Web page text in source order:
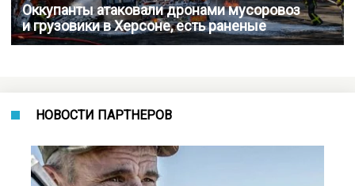
Оккупанты атаковали дронами мусоровоз
и грузовики в Херсоне, есть раненые
НОВОСТИ ПАРТНЕРОВ